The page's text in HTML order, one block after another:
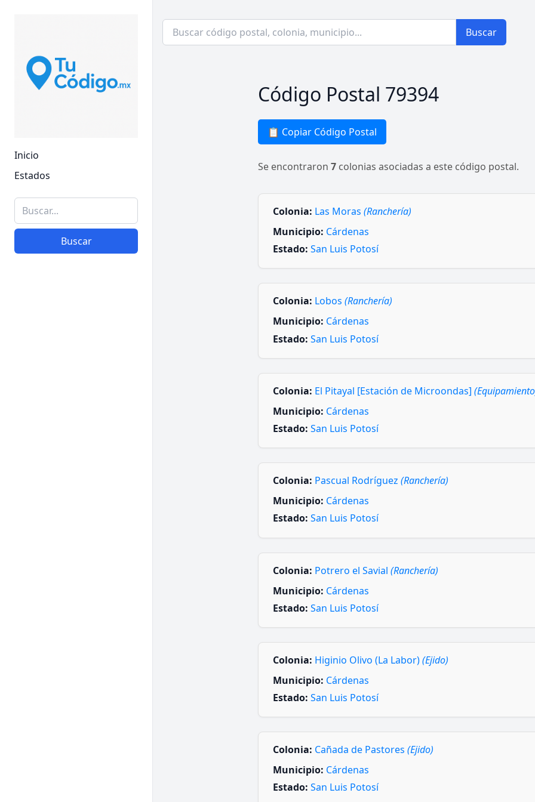
Inicio
Estados
Buscar
Buscar
Código Postal 79394
📋 Copiar Código Postal
Se encontraron 7 colonias asociadas a este código postal.
Colonia: Las Moras (Ranchería)
Municipio: Cárdenas
Estado: San Luis Potosí
Colonia: Lobos (Ranchería)
Municipio: Cárdenas
Estado: San Luis Potosí
Colonia: El Pitayal [Estación de Microondas]
Municipio: Cárdenas
Estado: San Luis Potosí
Colonia: Pascual Rodríguez (Ranchería)
Municipio: Cárdenas
Estado: San Luis Potosí
Colonia: Potrero el Savial (Ranchería)
Municipio: Cárdenas
Estado: San Luis Potosí
Colonia: Higinio Olivo (La Labor)(Ejido)
Municipio: Cárdenas
Estado: San Luis Potosí
Colonia: Cañada de Pastores (Ejido)
Municipio: Cárdenas
Estado: San Luis Potosí